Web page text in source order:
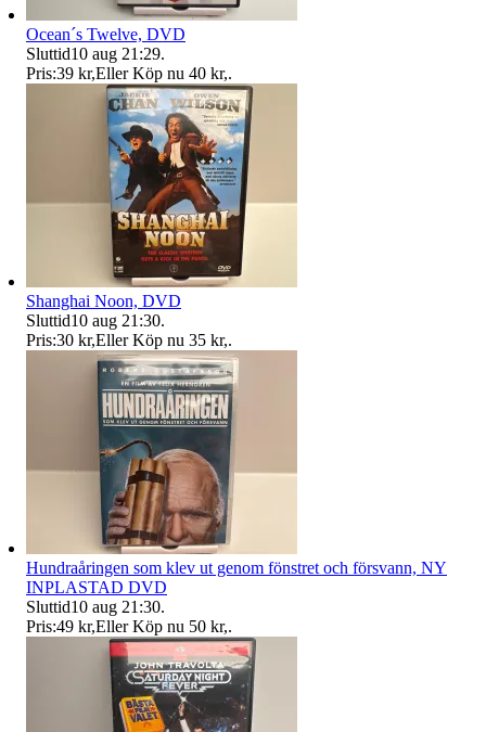
Ocean´s Twelve, DVD
Sluttid10 aug 21:29.
Pris:39 kr,Eller Köp nu 40 kr,.
Shanghai Noon, DVD
Sluttid10 aug 21:30.
Pris:30 kr,Eller Köp nu 35 kr,.
Hundraåringen som klev ut genom fönstret och försvann, NY
INPLASTAD DVD
Sluttid10 aug 21:30.
Pris:49 kr,Eller Köp nu 50 kr,.